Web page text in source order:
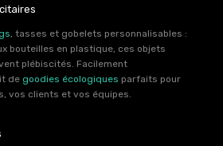
, tasses et gobelets personnalisables :
bouteilles en plastique, ces objets
plébiscités. Facilement
de goodies écologiques parfaits pour
vos clients et vos équipes.